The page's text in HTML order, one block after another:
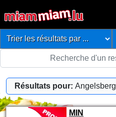
Résultats pour: Angelsberg
MIN